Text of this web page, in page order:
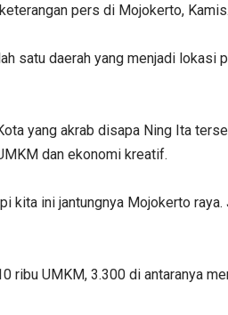
pers di Mojokerto, Kamis.
satu daerah yang menjadi
yang akrab disapa Ning Ita
dan ekonomi kreatif.
kita ini jantungnya Mojokerto
ribu UMKM, 3.300 di antaranya